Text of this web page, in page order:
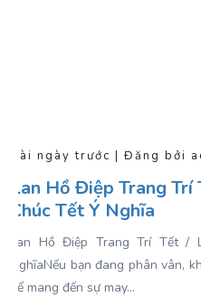
Vài ngày trước | Đăng bởi
Lan Hồ Điệp Trang
Chúc Tết Ý Nghĩa
Lan Hồ Điệp Trang Trí Tết /
NghĩaNếu bạn đang phân vân,
để mang đến sự may...